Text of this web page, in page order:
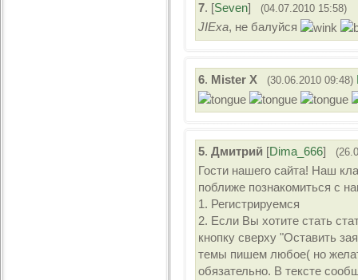
7. [Seven] (04.07.2010 15:58)
JIExa, не балуйся
6. Mister X (30.06.2010 09:48)
5. Дмитрий [Dima_666]
Гости нашего сайта! Наш
поближе познакомиться с
1. Регистрируемся
2. Если Вы хотите стать
кнопку сверху "Оставить
темы пишем любое( но
обязательно. В тексте